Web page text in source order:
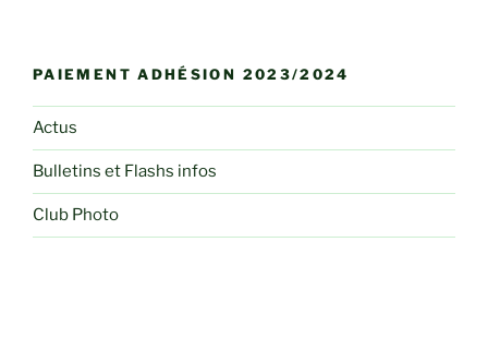
PAIEMENT ADHÉSION 2023/2024
Actus
Bulletins et Flashs infos
Club Photo